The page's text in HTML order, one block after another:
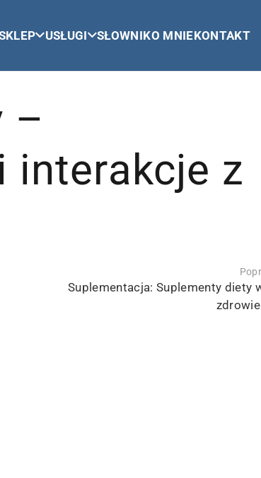
USŁUGI SŁOWNIKO MNIEKONTAKT
–
interakcje z
Suplementacja: Suplementy diety